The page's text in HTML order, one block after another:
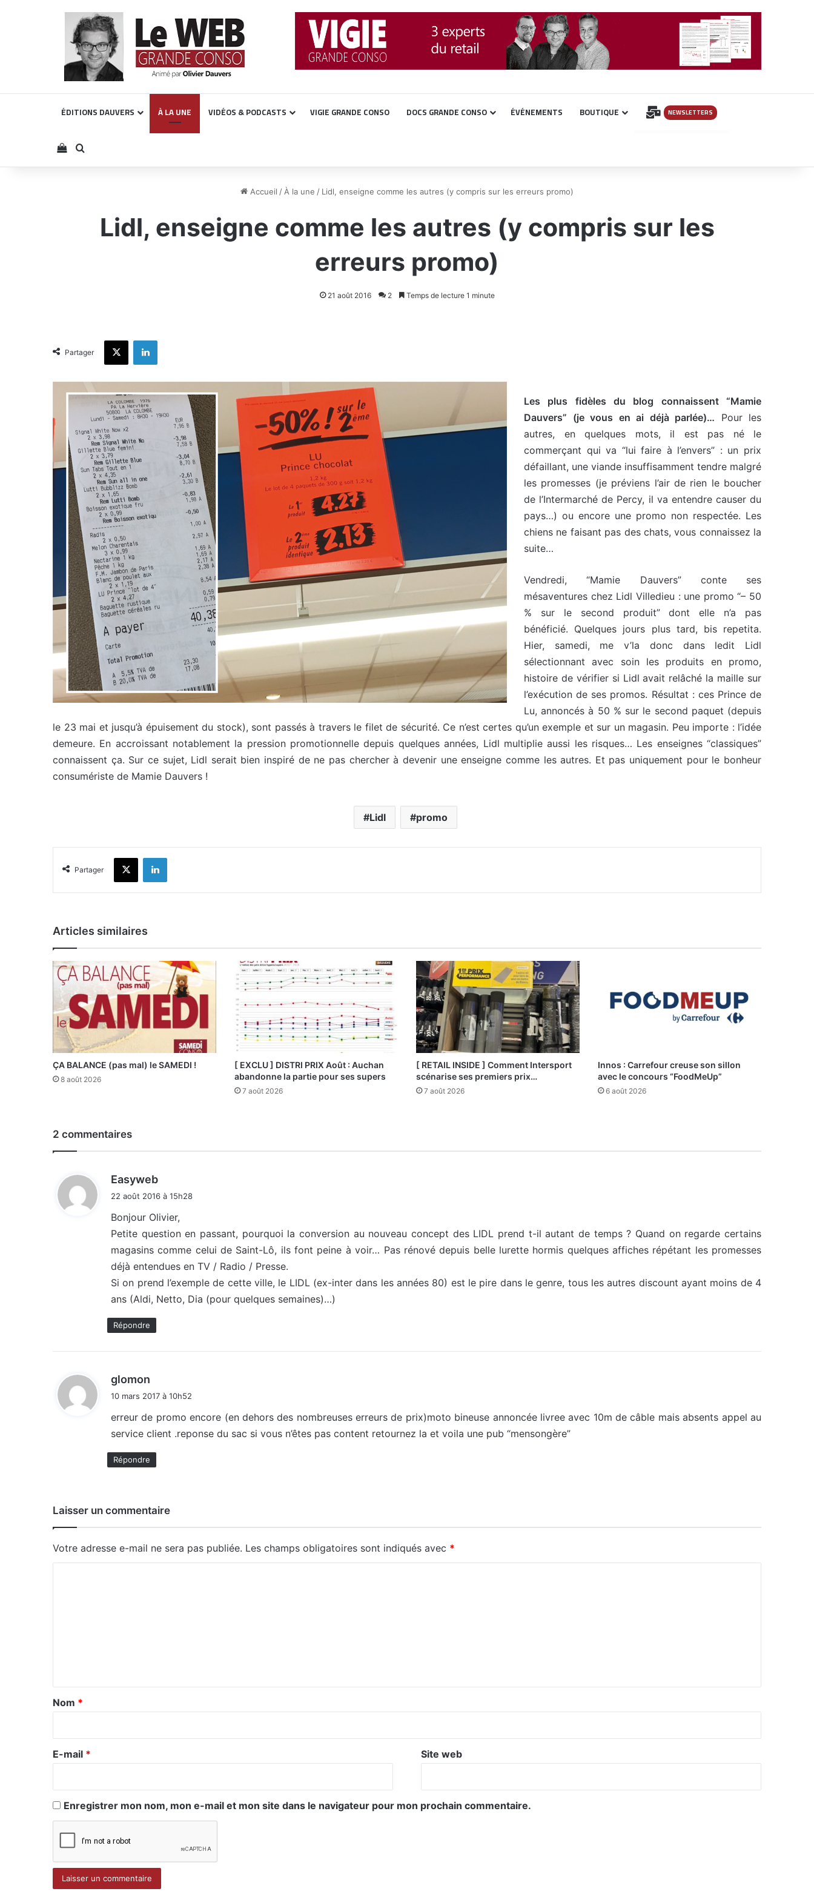
ÉDITIONS DAUVERS À LA UNE VIDÉOS & PODCASTS VIGIE GRANDE CONSO DOCS GRANDE CONSO ÉVÉNEMENTS BOUTIQUE INSCRIPTION
NEWSLETTERS
Voir votre panier
Rechercher
Accueil / À la une / Lidl, enseigne comme les autres (y compris sur les erreurs promo)
Lidl, enseigne comme les autres (y compris sur les
erreurs promo)
21 août 2016 2 Temps de lecture 1 minute
Partager
X Linkedin
Les plus fidèles du blog connaissent “Mamie
Dauvers” (je vous en ai déjà parlée)… Pour les
autres, en quelques mots, il est pas né le
commerçant qui va “lui faire à l’envers” : un prix
défaillant, une viande insuffisamment tendre malgré
les promesses (je préviens l’air de rien le boucher
de l’Intermarché de Percy, il va entendre causer du
pays…) ou encore une promo non respectée. Les
chiens ne faisant pas des chats, vous connaissez la
suite…
Vendredi, “Mamie Dauvers” conte ses
mésaventures chez Lidl Villedieu : une promo “– 50
% sur le second produit” dont elle n’a pas
bénéficié. Quelques jours plus tard, bis repetita.
Hier, samedi, me v’la donc dans ledit Lidl
sélectionnant avec soin les produits en promo,
histoire de vérifier si Lidl avait relâché la maille sur
l’exécution de ses promos. Résultat : ces Prince de
Lu, annoncés à 50 % sur le second paquet (depuis
le 23 mai et jusqu’à épuisement du stock), sont passés à travers le filet de sécurité. Ce n’est certes qu’un exemple et sur un magasin. Peu importe : l’idée
demeure. En accroissant notablement la pression promotionnelle depuis quelques années, Lidl multiplie aussi les risques… Les enseignes “classiques”
connaissent ça. Sur ce sujet, Lidl serait bien inspiré de ne pas chercher à devenir une enseigne comme les autres. Et pas uniquement pour le bonheur
consumériste de Mamie Dauvers !
Lidl promo
Partager
X Linkedin
Articles similaires
ÇA BALANCE (pas mal) le SAMEDI !
8 août 2026
[ EXCLU ] DISTRI PRIX Août : Auchan
abandonne la partie pour ses supers
7 août 2026
[ RETAIL INSIDE ] Comment Intersport
scénarise ses premiers prix…
7 août 2026
Innos : Carrefour creuse son sillon
avec le concours “FoodMeUp”
6 août 2026
2 commentaires
Easyweb
i
:
22 août 2016 à 15h28
Bonjour Olivier,
Petite question en passant, pourquoi la conversion au nouveau concept des LIDL prend t-il autant de temps ? Quand on regarde certains
magasins comme celui de Saint-Lô, ils font peine à voir… Pas rénové depuis belle lurette hormis quelques affiches répétant les promesses
déjà entendues en TV / Radio / Presse.
Si on prend l’exemple de cette ville, le LIDL (ex-inter dans les années 80) est le pire dans le genre, tous les autres discount ayant moins de 4
ans (Aldi, Netto, Dia (pour quelques semaines)…)
Répondre
glomon
i
:
10 mars 2017 à 10h52
erreur de promo encore (en dehors des nombreuses erreurs de prix)moto bineuse annoncée livree avec 10m de câble mais absents appel au
service client .reponse du sac si vous n’êtes pas content retournez la et voila une pub “mensongère”
Répondre
Laisser un commentaire
Votre adresse e-mail ne sera pas publiée. Les champs obligatoires sont indiqués avec *
a
r
e
Nom *
E-mail * Site web
Enregistrer mon nom, mon e-mail et mon site dans le navigateur pour mon prochain commentaire.